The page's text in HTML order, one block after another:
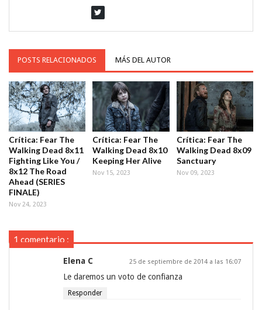
POSTS RELACIONADOS MÁS DEL AUTOR
Crítica: Fear The
Walking Dead 8x11
Fighting Like You /
8x12 The Road
Ahead (SERIES
FINALE)
Nov 24, 2023
Crítica: Fear The
Walking Dead 8x10
Keeping Her Alive
Nov 15, 2023
Crítica: Fear The
Walking Dead 8x09
Sanctuary
Nov 09, 2023
1 comentario :
Elena C 25 de septiembre de 2014 a las 16:07
Le daremos un voto de confianza
Responder